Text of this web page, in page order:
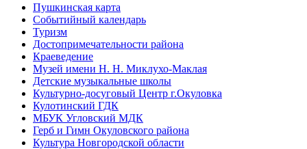
Пушкинская карта
Событийный календарь
Туризм
Достопримечательности района
Краеведение
Музей имени Н. Н. Миклухо-Маклая
Детские музыкальные школы
Культурно-досуговый Центр г.Окуловка
Кулотинский ГДК
МБУК Угловский МДК
Герб и Гимн Окуловского района
Культура Новгородской области